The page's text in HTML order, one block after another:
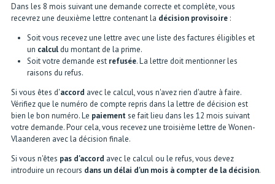
Dans les 8 mois suivant une demande correcte et complète, vous
recevrez une deuxième lettre contenant la décision provisoire :
Soit vous recevez une lettre avec une liste des factures éligibles et
un calcul du montant de la prime.
Soit votre demande est refusée. La lettre doit mentionner les
raisons du refus.
Si vous êtes d'accord avec le calcul, vous n'avez rien d'autre à faire.
Vérifiez que le numéro de compte repris dans la lettre de décision est
bien le bon numéro. Le paiementse fait lieu dans les 12 mois suivant
votre demande. Pour cela, vous recevez une troisième lettre de Wonen-
Vlaanderen avec la décision finale.
Si vous n'êtes pas d'accord avec le calcul ou le refus, vous devez
introduire un recours dans un délai d'un mois à compter de la décision.